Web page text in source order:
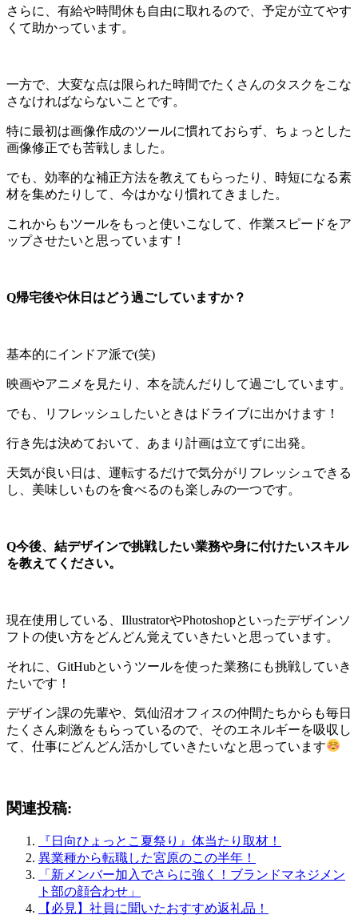
さらに、有給や時間休も自由に取れるので、予定が立てやす
くて助かっています。
一方で、大変な点は限られた時間でたくさんのタスクをこな
さなければならないことです。
特に最初は画像作成のツールに慣れておらず、ちょっとした
画像修正でも苦戦しました。
でも、効率的な補正方法を教えてもらったり、時短になる素
材を集めたりして、今はかなり慣れてきました。
これからもツールをもっと使いこなして、作業スピードをア
ップさせたいと思っています！
Q帰宅後や休日はどう過ごしていますか？
基本的にインドア派で(笑)
映画やアニメを見たり、本を読んだりして過ごしています。
でも、リフレッシュしたいときはドライブに出かけます！
行き先は決めておいて、あまり計画は立てずに出発。
天気が良い日は、運転するだけで気分がリフレッシュできる
し、美味しいものを食べるのも楽しみの一つです。
Q今後、結デザインで挑戦したい業務や身に付けたいスキル
を教えてください。
現在使用している、IllustratorやPhotoshopといったデザインソ
フトの使い方をどんどん覚えていきたいと思っています。
それに、GitHubというツールを使った業務にも挑戦していき
たいです！
デザイン課の先輩や、気仙沼オフィスの仲間たちからも毎日
たくさん刺激をもらっているので、そのエネルギーを吸収し
て、仕事にどんどん活かしていきたいなと思っています
関連投稿:
『日向ひょっとこ夏祭り』体当たり取材！
異業種から転職した宮原のこの半年！
「新メンバー加入でさらに強く！ブランドマネジメン
ト部の顔合わせ」
【必見】社員に聞いたおすすめ返礼品！